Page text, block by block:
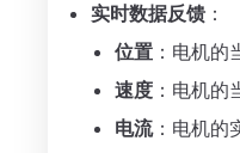
实时数据反馈 ：
位置 ：电机的
速度 ：电机的
电流：电机的